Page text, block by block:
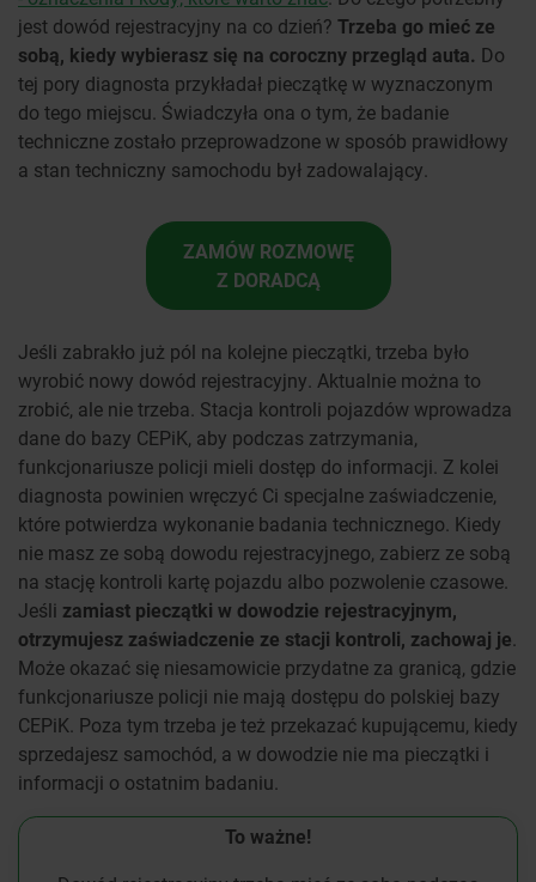
jest dowód rejestracyjny na co dzień? Trzeba go mieć ze
sobą, kiedy wybierasz się na coroczny przegląd auta. Do
tej pory diagnosta przykładał pieczątkę w wyznaczonym
do tego miejscu. Świadczyła ona o tym, że badanie
techniczne zostało przeprowadzone w sposób prawidłowy
a stan techniczny samochodu był zadowalający.
ZAMÓW ROZMOWĘ
Z DORADCĄ
Jeśli zabrakło już pól na kolejne pieczątki, trzeba było
wyrobić nowy dowód rejestracyjny. Aktualnie można to
zrobić, ale nie trzeba. Stacja kontroli pojazdów wprowadza
dane do bazy CEPiK, aby podczas zatrzymania,
funkcjonariusze policji mieli dostęp do informacji. Z kolei
diagnosta powinien wręczyć Ci specjalne zaświadczenie,
które potwierdza wykonanie badania technicznego. Kiedy
nie masz ze sobą dowodu rejestracyjnego, zabierz ze sobą
na stację kontroli kartę pojazdu albo pozwolenie czasowe.
Jeśli zamiast pieczątki w dowodzie rejestracyjnym,
otrzymujesz zaświadczenie ze stacji kontroli, zachowaj je.
Może okazać się niesamowicie przydatne za granicą, gdzie
funkcjonariusze policji nie mają dostępu do polskiej bazy
CEPiK. Poza tym trzeba je też przekazać kupującemu, kiedy
sprzedajesz samochód, a w dowodzie nie ma pieczątki i
informacji o ostatnim badaniu.
To ważne!